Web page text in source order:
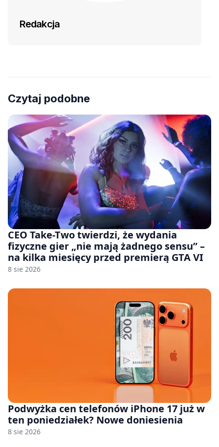
Redakcja
Czytaj podobne
CEO Take-Two twierdzi, że wydania
fizyczne gier „nie mają żadnego sensu” –
na kilka miesięcy przed premierą GTA VI
8 sie 2026
Podwyżka cen telefonów iPhone 17 już w
ten poniedziałek? Nowe doniesienia
8 sie 2026